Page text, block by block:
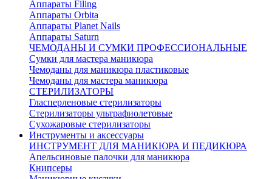
Аппараты Filing
Аппараты Orbita
Аппараты Planet Nails
Аппараты Saturn
ЧЕМОДАНЫ И СУМКИ ПРОФЕССИОНАЛЬНЫЕ
Сумки для мастера маникюра
Чемоданы для маникюра пластиковые
Чемоданы для мастера маникюра
СТЕРИЛИЗАТОРЫ
Гласперленовые стерилизаторы
Стерилизаторы ультрафиолетовые
Сухожаровые стерилизаторы
Инструменты и аксессуары
ИНСТРУМЕНТ ДЛЯ МАНИКЮРА И ПЕДИКЮРА
Апельсиновые палочки для маникюра
Книпсеры